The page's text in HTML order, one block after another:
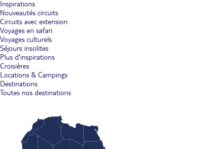
Inspirations
Nouveautés circuits
Circuits avec extension
Voyages en safari
Voyages culturels
Séjours insolites
Plus d'inspirations
Croisières
Locations & Campings
Destinations
Toutes nos destinations